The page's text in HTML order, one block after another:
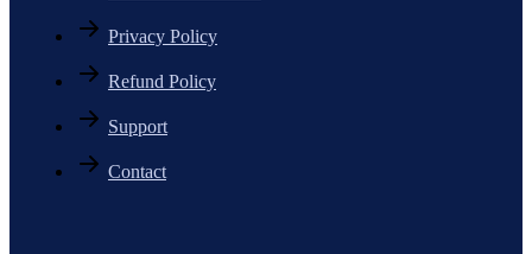
Privacy Policy
Refund Policy
Support
Contact